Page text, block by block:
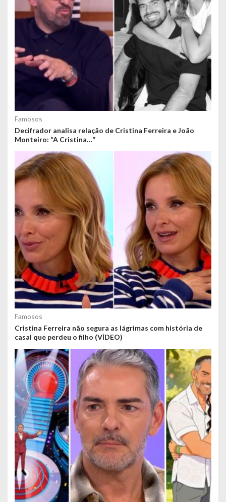
Famosos
Decifrador analisa relação de Cristina Ferreira e João
Monteiro: “A Cristina…”
Famosos
Cristina Ferreira não segura as lágrimas com história de
casal que perdeu o filho (VÍDEO)